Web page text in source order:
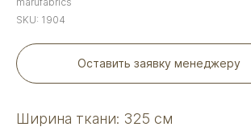
SKU: 1904
Оставить заявку менеджеру
Ширина ткани: 325 см